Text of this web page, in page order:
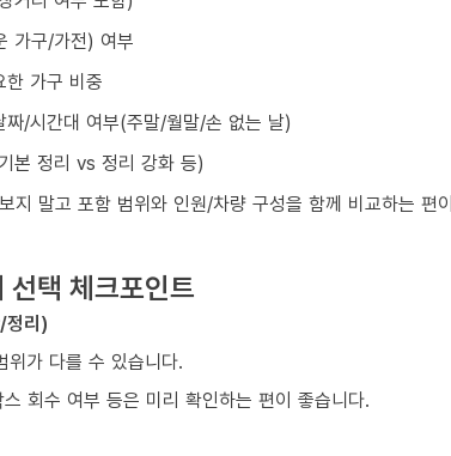
가구/가전) 여부
한 가구 비중
짜/시간대 여부(주말/월말/손 없는 날)
본 정리 vs 정리 강화 등)
지 말고 포함 범위와 인원/차량 구성을 함께 비교하는 편
선택 체크포인트
정리)
위가 다를 수 있습니다.
회수 여부 등은 미리 확인하는 편이 좋습니다.